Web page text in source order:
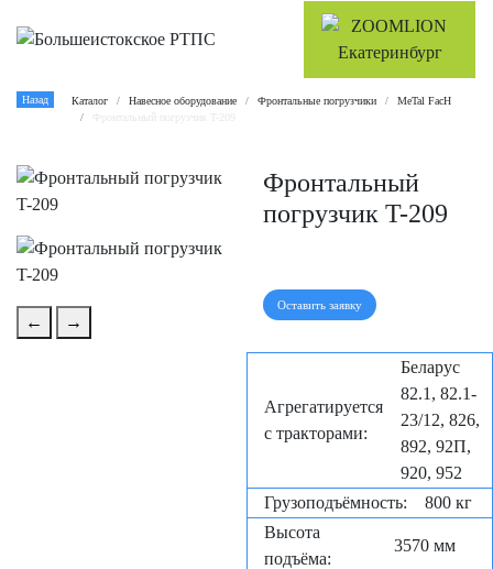
Назад Каталог Навесное оборудование Фронтальные погрузчики
MeTal FacH
Фронтальный погрузчик T-209
← →
Фронтальный
погрузчик T-209
Оставить заявку
Агрегатируется
с тракторами:
Беларус
82.1, 82.1-
23/12, 826,
892, 92П,
920, 952
Грузоподъёмность:
800 кг
Высота
подъёма:
3570 мм